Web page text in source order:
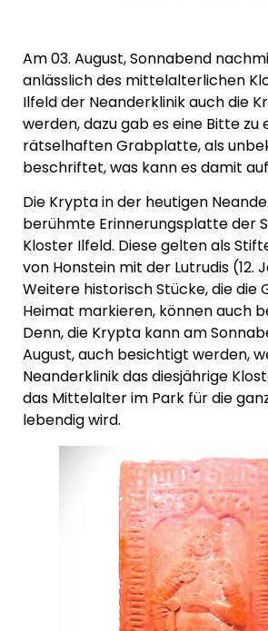
Am 03. August, Sonnabend
anlässlich des mittelalterlichen
Ilfeld der Neanderklinik auch die
werden, dazu gab es eine Bitte zu
rätselhaften Grabplatte, als
beschriftet, was kann es damit
Die Krypta in der heutigen
berühmte Erinnerungsplatte der
Kloster Ilfeld. Diese gelten als
von Honstein mit der Lutrudis (12.
Weitere historisch Stücke, die die
Heimat markieren, können auch
Denn, die Krypta kann am
August, auch besichtigt werden,
Neanderklinik das diesjährige
das Mittelalter im Park für die
lebendig wird.